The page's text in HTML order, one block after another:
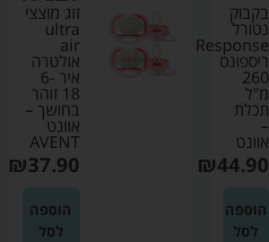
בקבוק
נטורל
Response
ריספונס
260
מ"ל
תכלת
–
אוונט
₪44.90
הוספה
לסל
זוג מוצצי
ultra
air
אולטרה
איר 6-
18 זוהר
בחושך –
אוונט
AVENT
₪37.90
הוספה
לסל